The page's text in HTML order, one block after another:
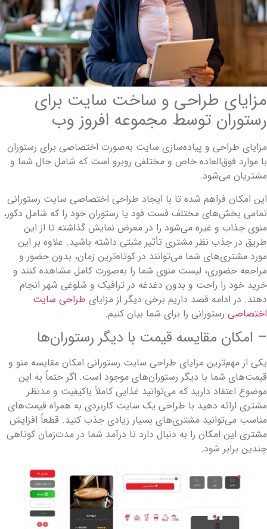
مزایای طراحی و ساخت سایت برای
رستوران توسط مجموعه افروز وب
مزایای طراحی و پیاده‌سازی سایت به‌صورت اختصاصی برای رستوران
با موارد فوق‌العاده خاص و مختلفی روبرو است که شامل حال شما و
مشتریان می‌شود.
این امکان فراهم شده تا با ایجاد طراحی اختصاصی سایت رستورانی
تمامی بخش‌های مختلف فست ­فود یا رستوران خود را که شامل دکور،
منوی جذاب و غیره می‌شود را در معرض نمایش گذاشته تا از این
طریق در جذب نظر مشتری تأثیر مثبتی داشته باشید. علاوه بر این
مورد مشتری‌های شما می‌توانند در کوتاه‌ترین زمان، بدون حضور و
مراجعه حضوری، لیست منوی شما را به‌صورت کامل مشاهده کنند و
خرید خود را راحت و بدون دغدغه در ترافیک و شلوغی شهر انجام
دهند. در ادامه قصد داریم برخی دیگر از مزایای طراحی سایت
اختصاصیرستورانی را برای شما بیان کنیم.
– امکان مقایسه قیمت‌ با دیگر رستوران‌ها
یکی از مهم‌ترین مزایای طراحی سایت رستورانی امکان مقایسه منو و
قیمت‌های شما با دیگر رستوران‌های موجود است. اگر حتماً به این
موضوع اعتقاد دارید که می‌توانید غذایی کاملاً باکیفیت و مدنظر
مشتری ارائه دهید با طراحی یک سایت کاربردی به همراه قیمت‌های
مناسب می‌توانید مشتری‌های بسیار زیادی جذب کنید. قطعاً افزایش
مشتری این امکان را به دنبال دارد تا درآمد شما در مدت‌زمان کوتاهی
چندین برابر شود.